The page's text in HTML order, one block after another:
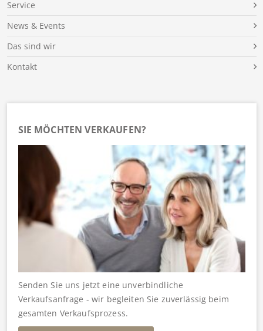
Service
News & Events
Das sind wir
Kontakt
SIE MÖCHTEN VERKAUFEN?
Senden Sie uns jetzt eine unverbindliche
Verkaufsanfrage - wir begleiten Sie zuverlässig beim
gesamten Verkaufsprozess.